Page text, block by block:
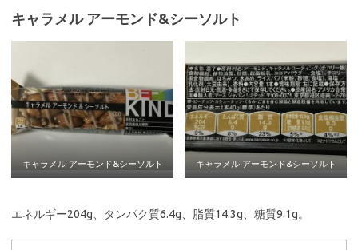
キャラメル アーモンド&シーソルト
キャラメル アーモンド&シーソルト キャラメル アーモンド&シーソルト
エネルギー204g、タンパク質6.4g、脂質14.3g、糖質9.1g。